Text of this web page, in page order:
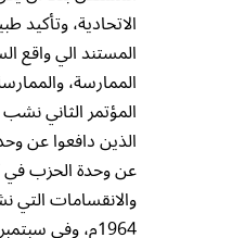
الاتحادية، وتأكيد
المستند الي واقع
الممارسة،
المؤتمر الثاني
الذين دافعوا عن
عن وحدة الحزب في
والانقسامات